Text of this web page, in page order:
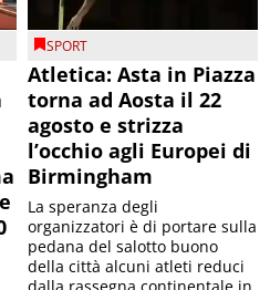
SPORT
Atletica: Asta in Piazza
torna ad Aosta il 22
agosto e strizza
l’occhio agli Europei di
Birmingham
La speranza degli
organizzatori è di portare sulla
pedana del salotto buono
della città alcuni atleti reduci